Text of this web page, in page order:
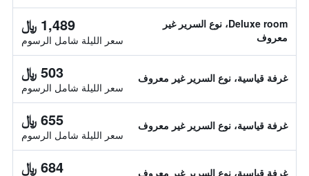
Deluxe room، نوع السرير غير
معروف
1,489 ﷼
سعر الليلة شامل الرسوم
غرفة قياسية، نوع السرير غير معروف 503 ﷼
سعر الليلة شامل الرسوم
غرفة قياسية، نوع السرير غير معروف 655 ﷼
سعر الليلة شامل الرسوم
غرفة قياسية، نوع السرير غير معروف 684 ﷼